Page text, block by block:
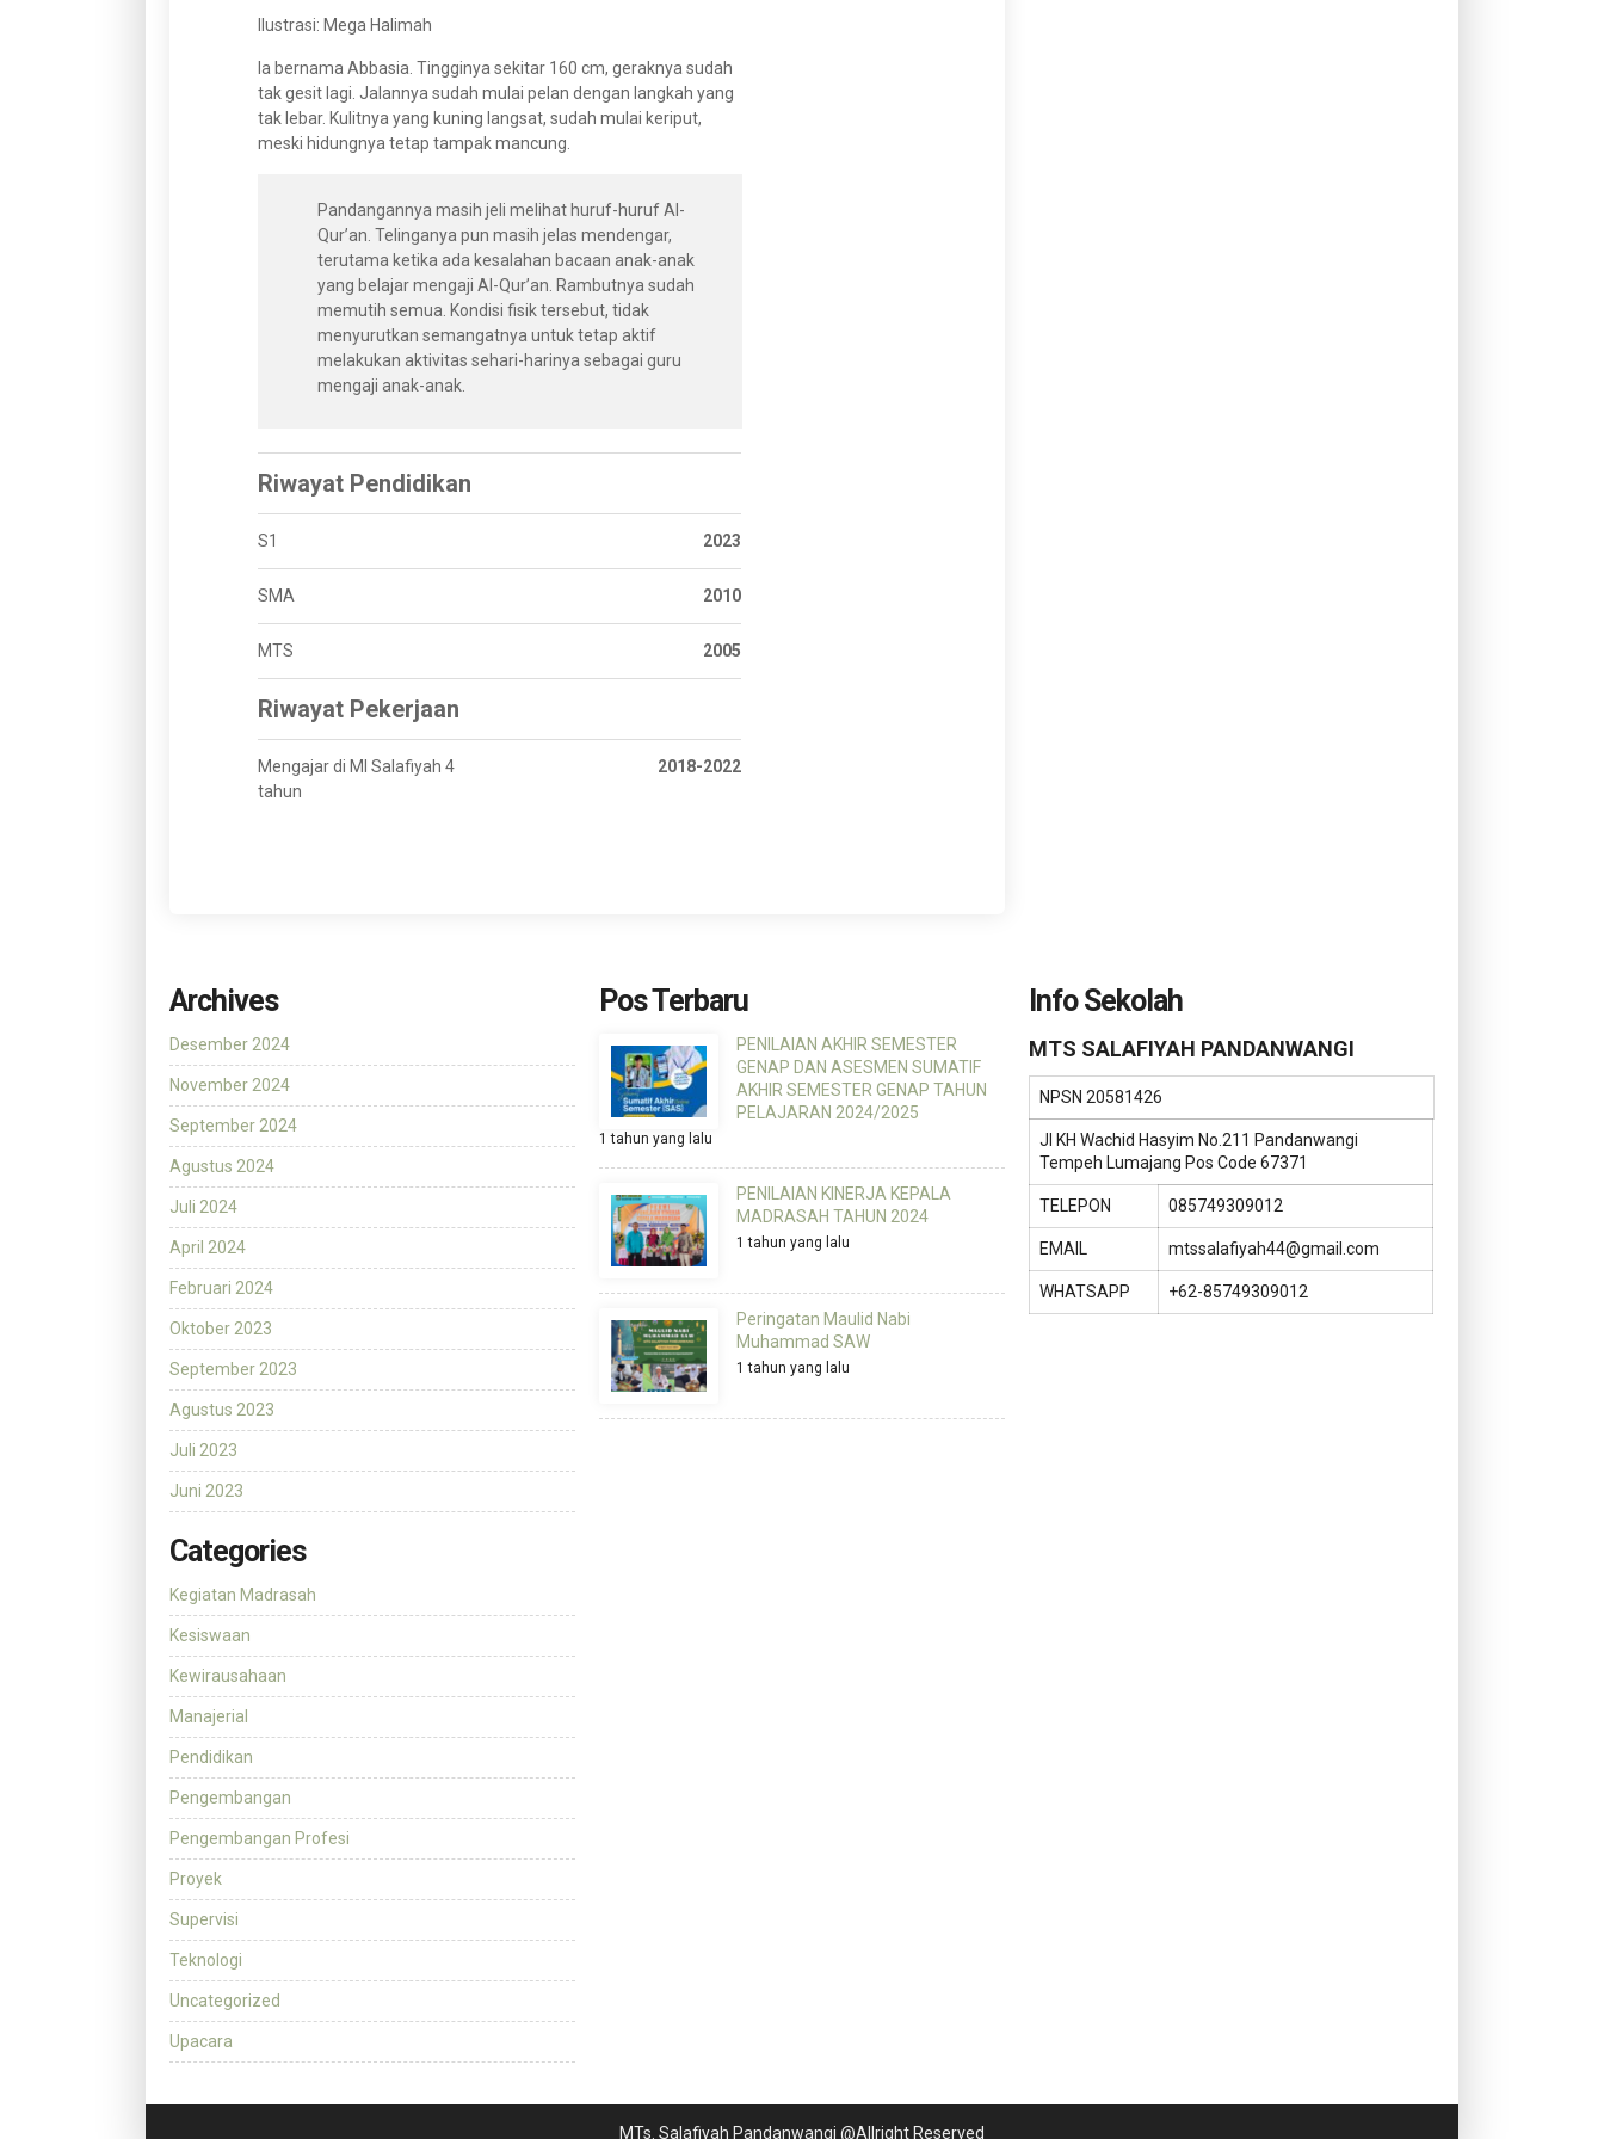
Ilustrasi: Mega Halimah
Ia bernama Abbasia. Tingginya sekitar 160 cm, geraknya sudah
tak gesit lagi. Jalannya sudah mulai pelan dengan langkah yang
tak lebar. Kulitnya yang kuning langsat, sudah mulai keriput,
meski hidungnya tetap tampak mancung.
Pandangannya masih jeli melihat huruf-huruf Al-
Qur’an. Telinganya pun masih jelas mendengar,
terutama ketika ada kesalahan bacaan anak-anak
yang belajar mengaji Al-Qur’an. Rambutnya sudah
memutih semua. Kondisi fisik tersebut, tidak
menyurutkan semangatnya untuk tetap aktif
melakukan aktivitas sehari-harinya sebagai guru
mengaji anak-anak.
Riwayat Pendidikan
S1 2023
SMA 2010
MTS 2005
Riwayat Pekerjaan
Mengajar di MI Salafiyah 4
tahun
2018-2022
Archives
Desember 2024
November 2024
September 2024
Agustus 2024
Juli 2024
April 2024
Februari 2024
Oktober 2023
September 2023
Agustus 2023
Juli 2023
Juni 2023
Categories
Kegiatan Madrasah
Kesiswaan
Kewirausahaan
Manajerial
Pendidikan
Pengembangan
Pengembangan Profesi
Proyek
Supervisi
Teknologi
Uncategorized
Upacara
Pos Terbaru
PENILAIAN AKHIR SEMESTER
GENAP DAN ASESMEN SUMATIF
AKHIR SEMESTER GENAP TAHUN
PELAJARAN 2024/2025
1 tahun yang lalu
PENILAIAN KINERJA KEPALA
MADRASAH TAHUN 2024
1 tahun yang lalu
Peringatan Maulid Nabi
Muhammad SAW
1 tahun yang lalu
Info Sekolah
MTS SALAFIYAH PANDANWANGI
NPSN 20581426
Jl KH Wachid Hasyim No.211 Pandanwangi
Tempeh Lumajang Pos Code 67371
TELEPON 085749309012
EMAIL mtssalafiyah44@gmail.com
WHATSAPP +62-85749309012
MTs. Salafiyah Pandanwangi @Allright Reserved